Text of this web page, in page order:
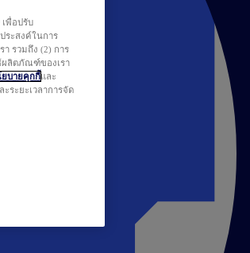
พื่อปรับ
ระสงค์ในการ
รวมถึง (2) การ
ผลิตภัณฑ์ของเรา
ยบายคุกกี้และ
ระยะเวลาการจัด